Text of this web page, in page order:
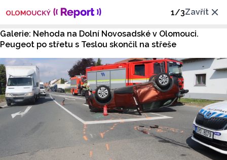
1/3Zavřít
Galerie: Nehoda na Dolní Novosadské v Olomouci.
Peugeot po střetu s Teslou skončil na střeše